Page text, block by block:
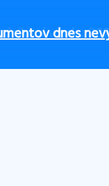
dávku
musia v roku
v roku
dnes